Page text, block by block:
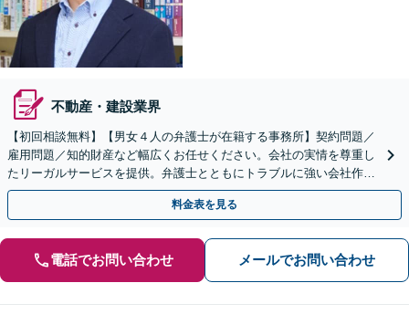
不動産・建設業界
【初回相談無料】【男女４人の弁護士が在籍する事務所】契約問題／
雇用問題／知的財産など幅広くお任せください。会社の実情を尊重し
たリーガルサービスを提供。弁護士とともにトラブルに強い会社作り
を【立川駅６分】【弁護士歴15年以上】
料金表を見る
電話でお問い合わせ メールでお問い合わせ